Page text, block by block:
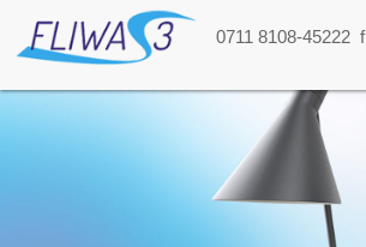
0711 8108-45222